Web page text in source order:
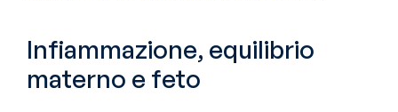
Infiammazione, equilibrio
materno e feto